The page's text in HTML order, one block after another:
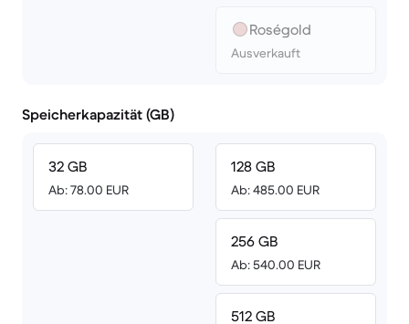
Roségold
Ausverkauft
Speicherkapazität (GB)
32 GB
Ab: 78.00 EUR
128 GB
Ab: 485.00 EUR
256 GB
Ab: 540.00 EUR
512 GB